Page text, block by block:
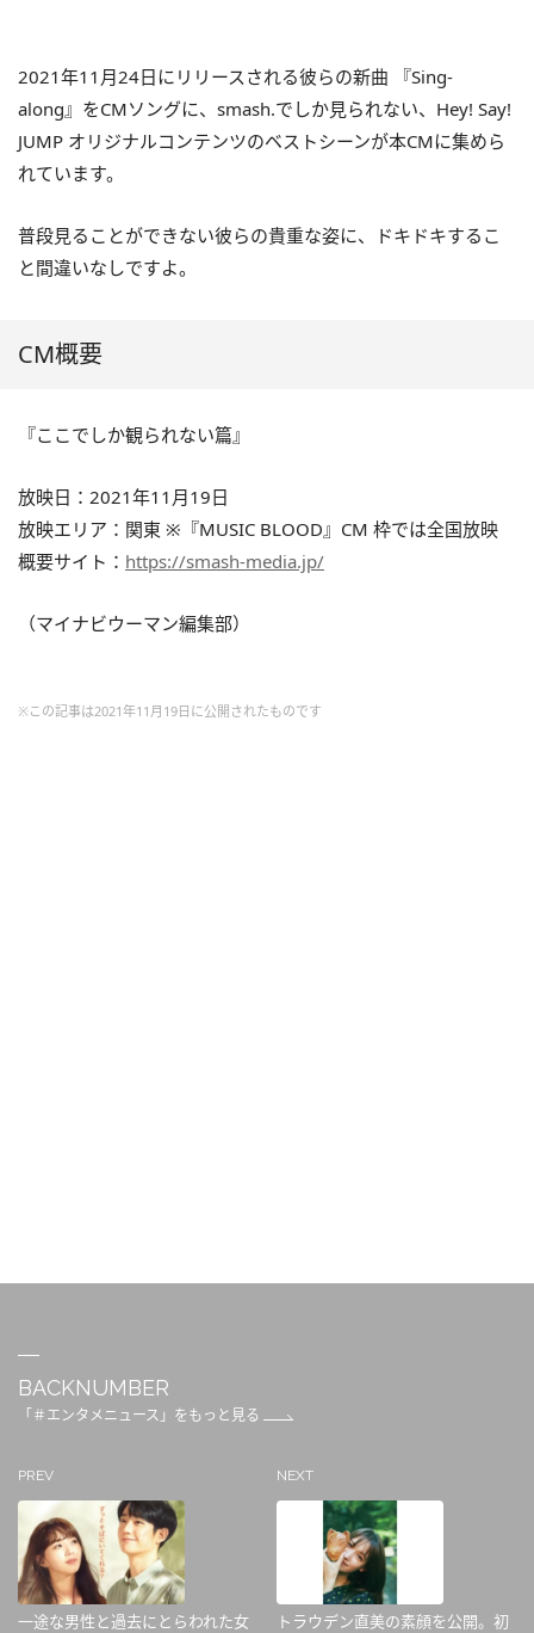
2021年11月24日にリリースされる彼らの新曲 『Sing-
along』をCMソングに、smash.でしか見られない、Hey! Say!
JUMP オリジナルコンテンツのベストシーンが本CMに集めら
れています。
普段見ることができない彼らの貴重な姿に、ドキドキするこ
と間違いなしですよ。
CM概要
『ここでしか観られない篇』
放映日：2021年11月19日
放映エリア：関東 ※『MUSIC BLOOD』CM 枠では全国放映
概要サイト： https://smash-media.jp/
（マイナビウーマン編集部）
※この記事は2021年11月19日に公開されたものです
BACKNUMBER
「＃エンタメニュース」をもっと見る
PREV
一途な男性と過去にとらわれた女
NEXT
トラウデン直美の素顔を公開。初